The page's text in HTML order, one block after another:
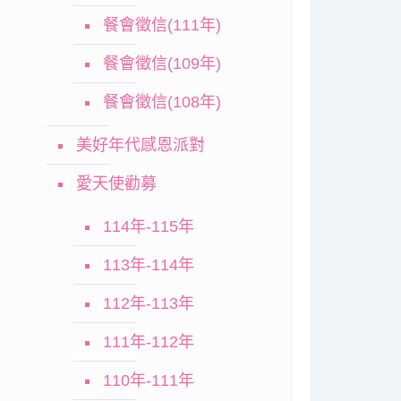
餐會徵信(111年)
餐會徵信(109年)
餐會徵信(108年)
美好年代感恩派對
愛天使勸募
114年-115年
113年-114年
112年-113年
111年-112年
110年-111年